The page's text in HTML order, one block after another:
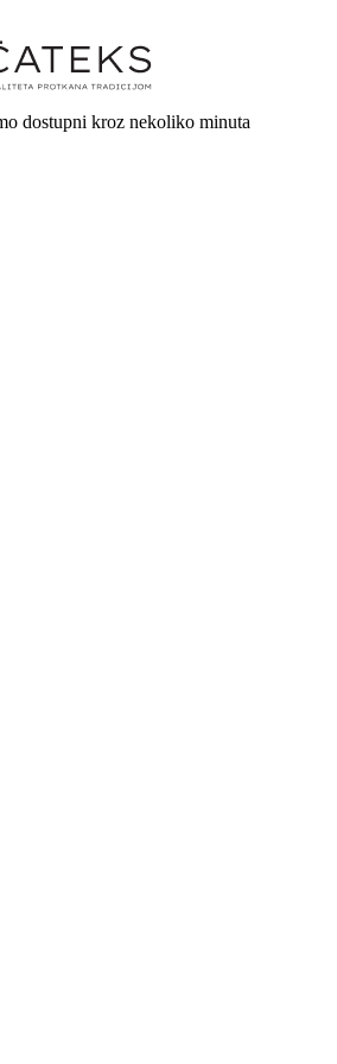
dostupni kroz nekoliko minuta